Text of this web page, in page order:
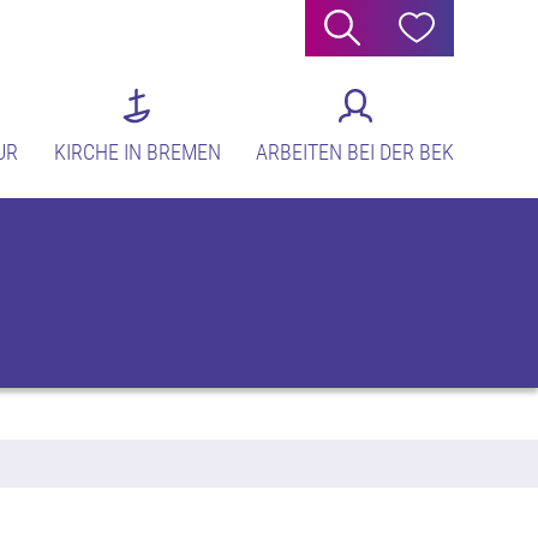
Suche Hilfe
KIRCHE IN BREMEN ARBEITEN BEI DER BEK